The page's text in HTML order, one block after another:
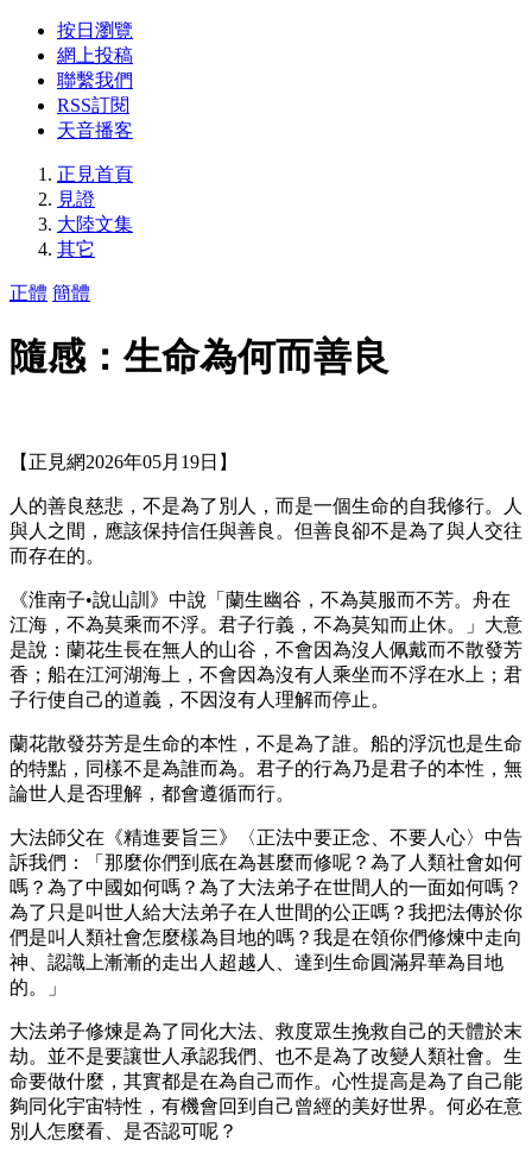
按日瀏覽
網上投稿
聯繫我們
RSS訂閱
天音播客
正見首頁
見證
大陸文集
其它
正體 簡體
隨感：生命為何而善良
【正見網2026年05月19日】
人的善良慈悲，不是為了別人，而是一個生命的自我修行。人
與人之間，應該保持信任與善良。但善良卻不是為了與人交往
而存在的。
《淮南子•說山訓》中說「蘭生幽谷，不為莫服而不芳。舟在
江海，不為莫乘而不浮。君子行義，不為莫知而止休。」大意
是說：蘭花生長在無人的山谷，不會因為沒人佩戴而不散發芳
香；船在江河湖海上，不會因為沒有人乘坐而不浮在水上；君
子行使自己的道義，不因沒有人理解而停止。
蘭花散發芬芳是生命的本性，不是為了誰。船的浮沉也是生命
的特點，同樣不是為誰而為。君子的行為乃是君子的本性，無
論世人是否理解，都會遵循而行。
大法師父在《精進要旨三》〈正法中要正念、不要人心〉中告
訴我們：「那麼你們到底在為甚麼而修呢？為了人類社會如何
嗎？為了中國如何嗎？為了大法弟子在世間人的一面如何嗎？
為了只是叫世人給大法弟子在人世間的公正嗎？我把法傳於你
們是叫人類社會怎麼樣為目地的嗎？我是在領你們修煉中走向
神、認識上漸漸的走出人超越人、達到生命圓滿昇華為目地
的。」
大法弟子修煉是為了同化大法、救度眾生挽救自己的天體於末
劫。並不是要讓世人承認我們、也不是為了改變人類社會。生
命要做什麼，其實都是在為自己而作。心性提高是為了自己能
夠同化宇宙特性，有機會回到自己曾經的美好世界。何必在意
別人怎麼看、是否認可呢？